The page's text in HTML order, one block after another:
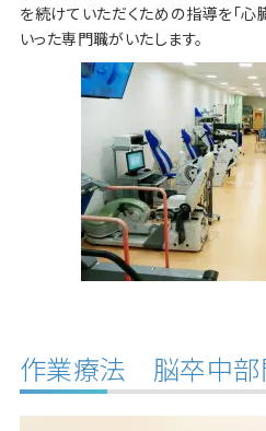
を続けていただくための指導を「心
いった専門職がいたします。
作業療法 脳卒中部